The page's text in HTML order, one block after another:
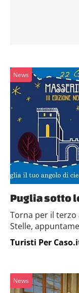
News
Puglia sotto
Torna per il
Stelle,
Turisti Per
News